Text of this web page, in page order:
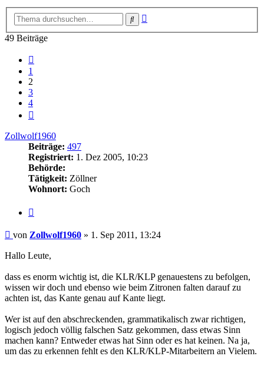
Suche
49 Beiträge
1
2
3
4
Zollwolf1960
Beiträge: 497
Registriert: 1. Dez 2005, 10:23
Behörde:
Tätigkeit: Zöllner
Wohnort: Goch
Beitrag
von Zollwolf1960 » 1. Sep 2011, 13:24
Hallo Leute,
dass es enorm wichtig ist, die KLR/KLP genauestens zu befolgen,
wissen wir doch und ebenso wie beim Zitronen falten darauf zu
achten ist, das Kante genau auf Kante liegt.
Wer ist auf den abschreckenden, grammatikalisch zwar richtigen,
logisch jedoch völlig falschen Satz gekommen, dass etwas Sinn
machen kann? Entweder etwas hat Sinn oder es hat keinen. Na ja,
um das zu erkennen fehlt es den KLR/KLP-Mitarbeitern an Vielem.